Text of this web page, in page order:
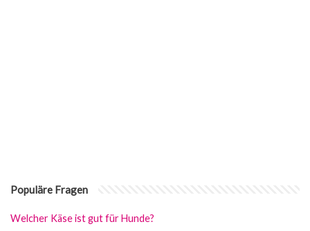
Populäre Fragen
Welcher Käse ist gut für Hunde?